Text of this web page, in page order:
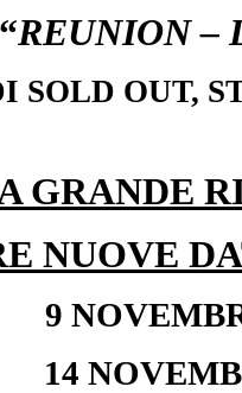
“REUNION –
SOLD OUT,
GRANDE
NUOVE
9
14